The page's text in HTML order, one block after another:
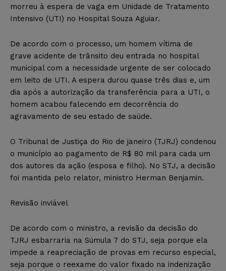
morreu à espera de vaga em Unidade de Tratamento
Intensivo (UTI) no Hospital Souza Aguiar.
De acordo com o processo, um homem vítima de
grave acidente de trânsito deu entrada no hospital
municipal com a necessidade urgente de ser colocado
em leito de UTI. A espera durou quase três dias e, um
dia após a autorização da transferência para a UTI, o
homem acabou falecendo em decorrência do
agravamento de seu estado de saúde.
O Tribunal de Justiça do Rio de janeiro (TJRJ) condenou
o município ao pagamento de R$ 80 mil para cada um
dos autores da ação (esposa e filho). No STJ, a decisão
foi mantida pelo relator, ministro Herman Benjamin.
Revisão inviável
De acordo com o ministro, a revisão da decisão do
TJRJ esbarraria na Súmula 7 do STJ, seja porque ela
impede a reapreciação de provas em recurso especial,
seja porque o reexame do valor fixado na indenização